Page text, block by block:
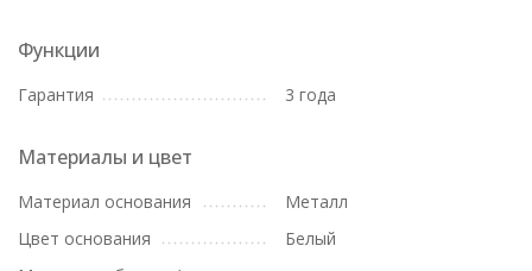
Функции
Гарантия 3 года
Материалы и цвет
Материал основания
Металл
Цвет основания
Белый